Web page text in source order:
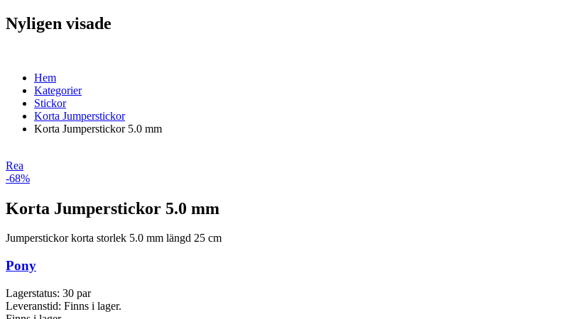
Nyligen visade
Hem
Kategorier
Stickor
Korta Jumperstickor
Korta Jumperstickor 5.0 mm
Rea
-68%
Korta Jumperstickor 5.0 mm
Jumperstickor korta storlek 5.0 mm längd 25 cm
Pony
Lagerstatus: 30 par
Leveranstid: Finns i lager.